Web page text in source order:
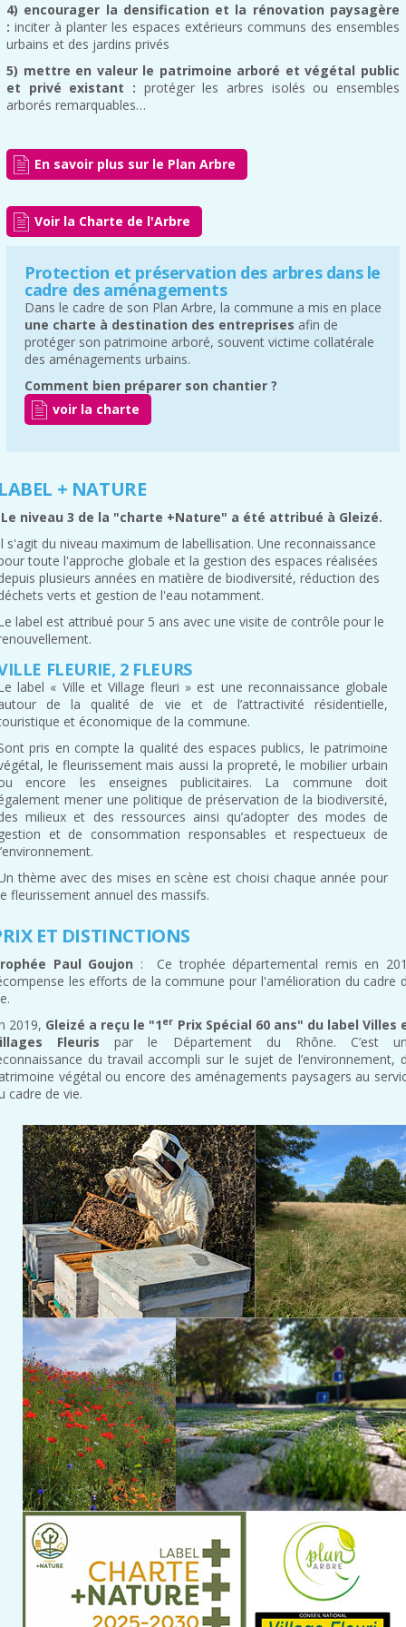
4) encourager la densification et la rénovation paysagère
: inciter à planter les espaces extérieurs communs des ensembles
urbains et des jardins privés
5) mettre en valeur le patrimoine arboré et végétal public
et privé existant : protéger les arbres isolés ou ensembles
arborés remarquables…
En savoir plus sur le Plan Arbre
Voir la Charte de l'Arbre
Protection et préservation des arbres dans le
cadre des aménagements
Dans le cadre de son Plan Arbre, la commune a mis en place
une charte à destination des entreprises afin de
protéger son patrimoine arboré, souvent victime collatérale
des aménagements urbains.
Comment bien préparer son chantier ?
voir la charte
+ NATURE
niveau 3 de la "charte +Nature" a été attribué à Gleizé.
s'agit du niveau maximum de labellisation. Une reconnaissance
toute l'approche globale et la gestion des espaces réalisées
plusieurs années en matière de biodiversité, réduction des
verts et gestion de l'eau notamment.
label est attribué pour 5 ans avec une visite de contrôle pour le
FLEURIE, 2 FLEURS
label « Ville et Village fleuri » est une reconnaissance globale
de la qualité de vie et de l’attractivité résidentielle,
et économique de la commune.
pris en compte la qualité des espaces publics, le patrimoine
le fleurissement mais aussi la propreté, le mobilier urbain
encore les enseignes publicitaires. La commune doit
mener une politique de préservation de la biodiversité,
milieux et des ressources ainsi qu’adopter des modes de
et de consommation responsables et respectueux de
thème avec des mises en scène est choisi chaque année pour
fleurissement annuel des massifs.
ET DISTINCTIONS
Paul Goujon : Ce trophée départemental remis en
les efforts de la commune pour l'amélioration du cadre
2019, Gleizé a reçu le "1 er Prix Spécial 60 ans" du label Villes
Fleuris par le Département du Rhône. C’est
du travail accompli sur le sujet de l’environnement,
végétal ou encore des aménagements paysagers au
cadre de vie.